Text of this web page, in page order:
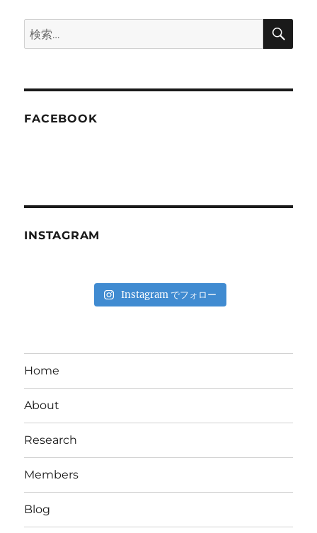
検
索:
検
FACEBOOK
INSTAGRAM
Instagram でフォロー
Home
About
Research
Members
Blog